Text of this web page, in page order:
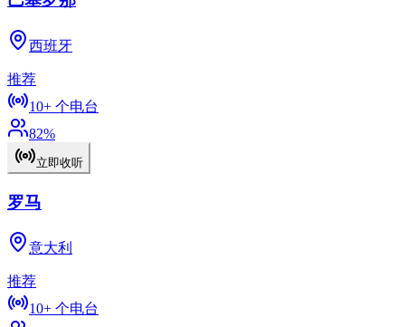
西班牙
推荐
10+ 个电台
82%
立即收听
罗马
意大利
推荐
10+ 个电台